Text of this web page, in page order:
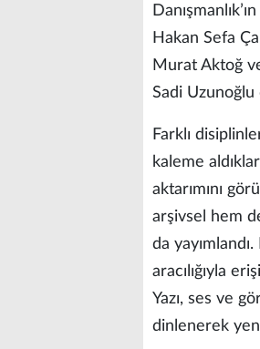
Hakan Sefa
Murat Aktoğ
Sadi Uzunoğlu
Farklı
kaleme
aktarımını
arşivsel hem
da
aracılığıyla
Yazı, ses ve
dinlenerek